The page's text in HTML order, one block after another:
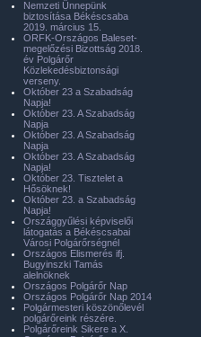
Nemzeti Ünnepünk
biztosítása Békéscsaba
2019. március 15.
ORFK-Országos Baleset-
megelőzési Bizottság 2018.
év Polgárőr
Közlekedésbiztonsági
verseny.
Október 23 a Szabadság
Napja!
Október 23. A Szabadság
Napja
Október 23. A Szabadság
Napja
Október 23. A Szabadság
Napja!
Október 23. Tisztelet a
Hősöknek!
Október 23. a Szabadság
Napja!
Országgyűlési képviselői
látogatás a Békéscsabai
Városi Polgárőrségnél
Országos Elismerés ifj.
Bugyinszki Tamás
alelnöknek
Országos Polgárőr Nap
Országos Polgárőr Nap 2014
Polgármesteri köszönőlevél
polgárőreink részére.
Polgárőreink Sikere a X.